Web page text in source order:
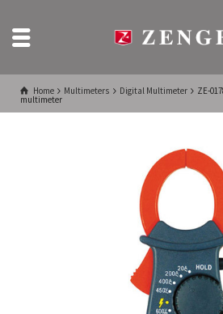
Home Multimeters Digital Multimeter ZE-
multimeter